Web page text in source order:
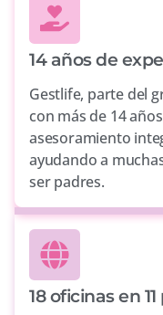
14 años de
Gestlife, parte del
con más de 14
asesoramiento
ayudando a
ser padres.
18 oficinas en